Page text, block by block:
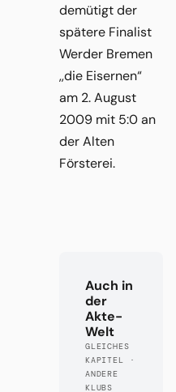
demütigt der
spätere Finalist
Werder Bremen
,,die Eisernen“
am 2. August
2009 mit 5:0 an
der Alten
Försterei.
Auch in
der
Akte-
Welt
GLEICHES
KAPITEL ·
ANDERE
KLUBS